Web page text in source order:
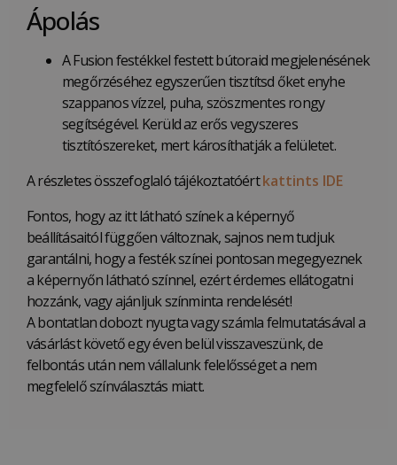
Ápolás
A Fusion festékkel festett bútoraid megjelenésének
megőrzéséhez egyszerűen tisztítsd őket enyhe
szappanos vízzel, puha, szöszmentes rongy
segítségével. Kerüld az erős vegyszeres
tisztítószereket, mert károsíthatják a felületet.
A részletes összefoglaló tájékoztatóértkattints IDE
Fontos, hogy az itt látható színek a képernyő
beállításaitól függően változnak, sajnos nem tudjuk
garantálni, hogy a festék színei pontosan megegyeznek
a képernyőn látható színnel, ezért érdemes ellátogatni
hozzánk, vagy ajánljuk színminta rendelését!
A bontatlan dobozt nyugta vagy számla felmutatásával a
vásárlást követő egy éven belül visszaveszünk, de
felbontás után nem vállalunk felelősséget a nem
megfelelő színválasztás miatt.